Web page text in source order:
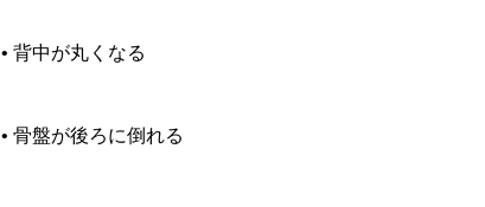
• 背中が丸くなる
• 骨盤が後ろに倒れる